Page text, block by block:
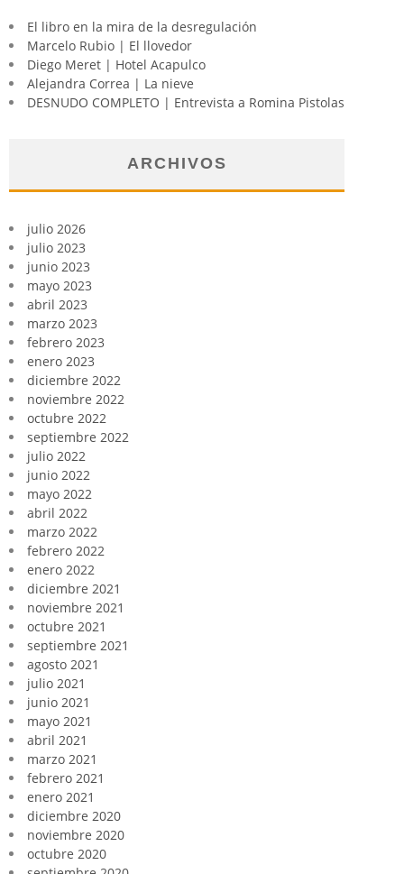
El libro en la mira de la desregulación
Marcelo Rubio | El llovedor
Diego Meret | Hotel Acapulco
Alejandra Correa | La nieve
DESNUDO COMPLETO | Entrevista a Romina Pistolas
ARCHIVOS
julio 2026
julio 2023
junio 2023
mayo 2023
abril 2023
marzo 2023
febrero 2023
enero 2023
diciembre 2022
noviembre 2022
octubre 2022
septiembre 2022
julio 2022
junio 2022
mayo 2022
abril 2022
marzo 2022
febrero 2022
enero 2022
diciembre 2021
noviembre 2021
octubre 2021
septiembre 2021
agosto 2021
julio 2021
junio 2021
mayo 2021
abril 2021
marzo 2021
febrero 2021
enero 2021
diciembre 2020
noviembre 2020
octubre 2020